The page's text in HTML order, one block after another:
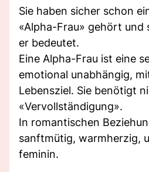
Sie haben sicher schon
«Alpha-Frau» gehört und
er bedeutet.
Eine Alpha-Frau ist eine
emotional unabhängig,
Lebensziel. Sie benötigt
«Vervollständigung».
In romantischen
sanftmütig, warmherzig,
feminin.